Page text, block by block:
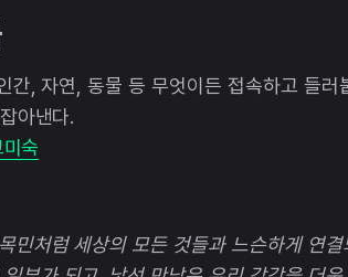
간, 자연, 동물 등 무엇이든 접속하고 들러
아낸다.
숙
민처럼 세상의 모든 것들과 느슨하게 연결